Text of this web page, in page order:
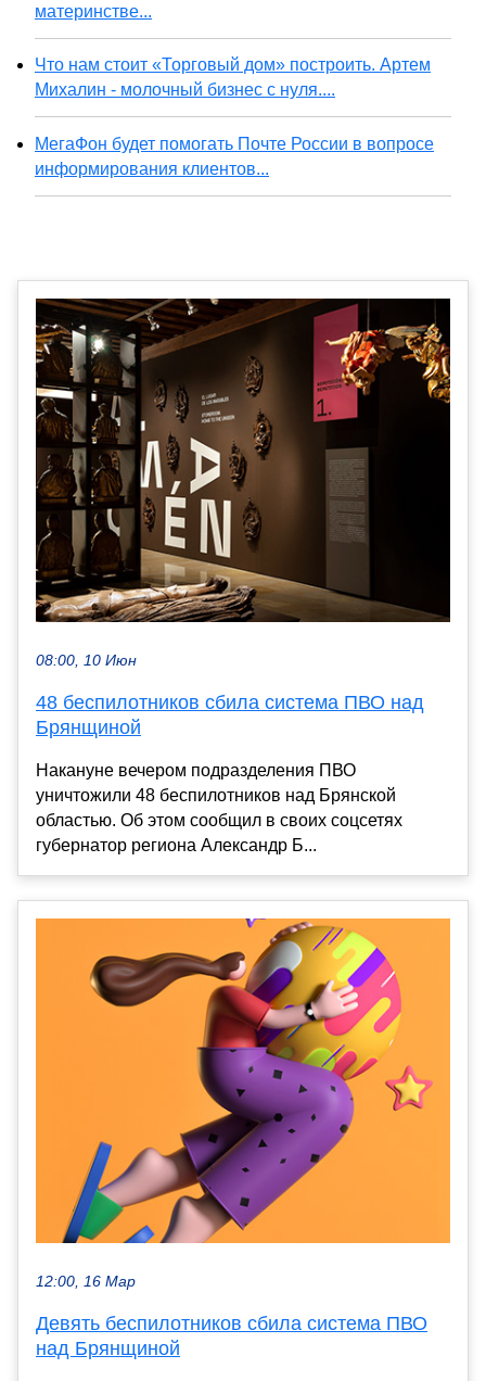
материнстве...
Что нам стоит «Торговый дом» построить. Артем
Михалин - молочный бизнес с нуля....
МегаФон будет помогать Почте России в вопросе
информирования клиентов...
08:00, 10 Июн
48 беспилотников сбила система ПВО над
Брянщиной
Накануне вечером подразделения ПВО
уничтожили 48 беспилотников над Брянской
областью. Об этом сообщил в своих соцсетях
губернатор региона Александр Б...
12:00, 16 Мар
Девять беспилотников сбила система ПВО
над Брянщиной